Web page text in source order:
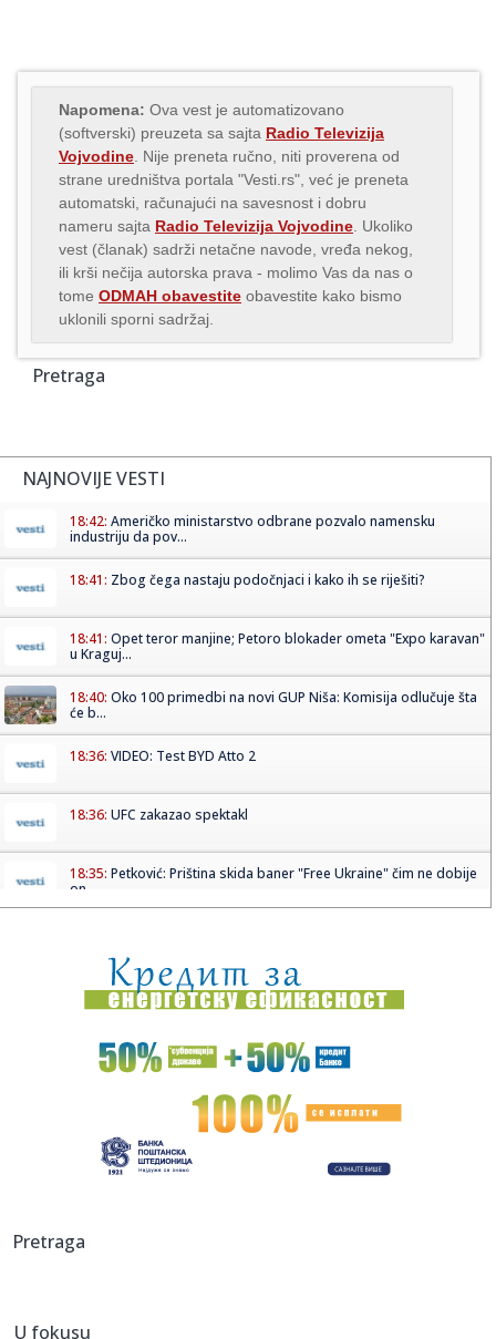
Napomena: Ova vest je automatizovano
(softverski) preuzeta sa sajta Radio Televizija
Vojvodine . Nije preneta ručno, niti proverena od
strane uredništva portala "Vesti.rs", već je preneta
automatski, računajući na savesnost i dobru
nameru sajta Radio Televizija Vojvodine . Ukoliko
vest (članak) sadrži netačne navode, vređa nekog,
ili krši nečija autorska prava - molimo Vas da nas o
tome ODMAH obavestite obavestite kako bismo
uklonili sporni sadržaj.
Pretraga
NAJNOVIJE VESTI
18:42: Američko ministarstvo odbrane pozvalo namensku
industriju da pov...
18:41: Zbog čega nastaju podočnjaci i kako ih se riješiti?
18:41: Opet teror manjine; Petoro blokader ometa "Expo karavan"
u Kraguj...
18:40: Oko 100 primedbi na novi GUP Niša: Komisija odlučuje šta
će b...
18:36: VIDEO: Test BYD Atto 2
18:36: UFC zakazao spektakl
18:35: Petković: Priština skida baner "Free Ukraine" čim ne dobije
on...
18:27:"Na početku smo mnogo većeg rata" Vučić u podkastu: Ne
vidim ...
18:22:Галић: Сви капацитети су на терену, ...
JK se u Beograd vratila istim letom kao i Ceca! Otkrila
18:21:PARTIZAN U PROBLEMU PRED REVANŠ: Stranac
"studentska...
Pretraga
U fokusu